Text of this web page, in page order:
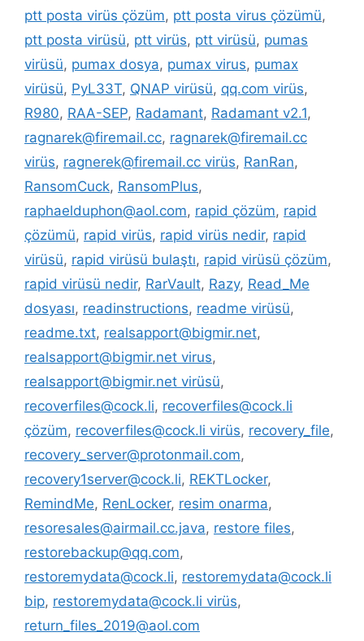
ptt posta virüs çözüm, ptt posta virus çözümü,
ptt posta virüsü, ptt virüs, ptt virüsü, pumas
virüsü, pumax dosya, pumax virus, pumax
virüsü, PyL33T, QNAP virüsü, qq.com virüs,
R980, RAA-SEP, Radamant, Radamant v2.1,
ragnarek@firemail.cc, ragnarek@firemail.cc
virüs, ragnerek@firemail.cc virüs, RanRan,
RansomCuck, RansomPlus,
raphaelduphon@aol.com, rapid çözüm, rapid
çözümü, rapid virüs, rapid virüs nedir, rapid
virüsü, rapid virüsü bulaştı, rapid virüsü çözüm,
rapid virüsü nedir, RarVault, Razy, Read_Me
dosyası, readinstructions, readme virüsü,
readme.txt, realsapport@bigmir.net,
realsapport@bigmir.net virus,
realsapport@bigmir.net virüsü,
recoverfiles@cock.li, recoverfiles@cock.li
çözüm, recoverfiles@cock.li virüs, recovery_file,
recovery_server@protonmail.com,
recovery1server@cock.li, REKTLocker,
RemindMe, RenLocker, resim onarma,
resoresales@airmail.cc.java, restore files,
restorebackup@qq.com,
restoremydata@cock.li, restoremydata@cock.li
bip, restoremydata@cock.li virüs,
return_files_2019@aol.com